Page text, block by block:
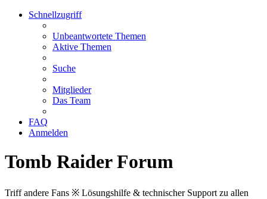
Schnellzugriff
Unbeantwortete Themen
Aktive Themen
Suche
Mitglieder
Das Team
FAQ
Anmelden
Tomb Raider Forum
Triff andere Fans ※ Lösungshilfe & technischer Support zu allen